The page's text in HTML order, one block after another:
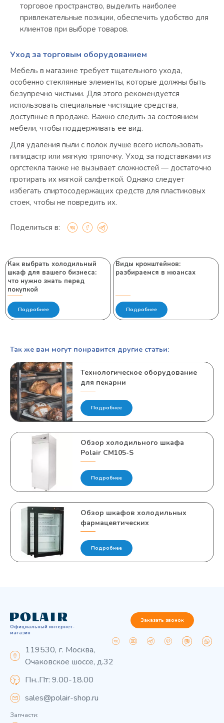
торговое пространство, выделить наиболее
привлекательные позиции, обеспечить удобство для
клиентов при выборе товаров.
Уход за торговым оборудованием
Мебель в магазине требует тщательного ухода,
особенно стеклянные элементы, которые должны быть
безупречно чистыми. Для этого рекомендуется
использовать специальные чистящие средства,
доступные в продаже. Важно следить за состоянием
мебели, чтобы поддерживать ее вид.
Для удаления пыли с полок лучше всего использовать
пипидастр или мягкую тряпочку. Уход за подставками из
оргстекла также не вызывает сложностей — достаточно
протирать их мягкой салфеткой. Однако следует
избегать спиртосодержащих средств для пластиковых
стоек, чтобы не повредить их.
Поделиться в:
Как выбрать холодильный
шкаф для вашего бизнеса:
что нужно знать перед
покупкой
Подробнее
Виды кронштейнов:
разбираемся в нюансах
Подробнее
Так же вам могут понравится другие статьи:
Технологическое оборудование
для пекарни
Подробнее
Обзор холодильного шкафа
Polair CM105-S
Подробнее
Обзор шкафов холодильных
фармацевтических
Подробнее
Официальный интернет-
магазин
119530, г. Москва,
Очаковское шоссе, д.32
Пн..Пт: 9.00-18.00
sales@polair-shop.ru
Запчасти:
Заказать звонок